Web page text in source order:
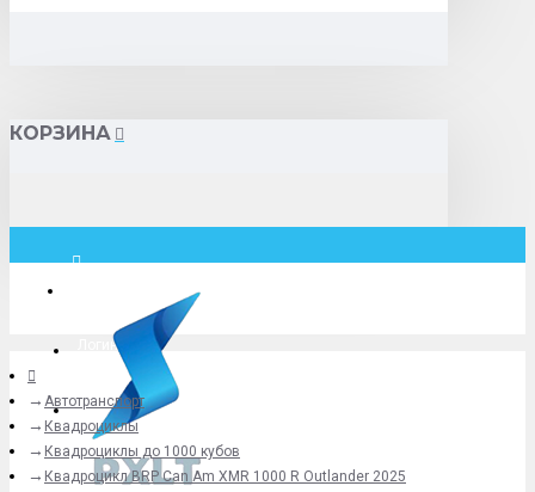
КОРЗИНА
Логин
+79775619766
Автотранспорт
Квадроциклы
Квадроциклы до 1000 кубов
Квадроцикл BRP Can Am XMR 1000 R Outlander 2025